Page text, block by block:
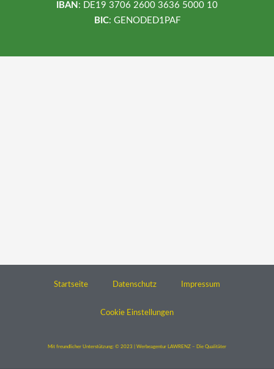
IBAN : DE19 3706 2600 3636 5000 10
BIC: GENODED1PAF
Startseite Datenschutz Impressum
Cookie Einstellungen
Mit freundlicher Unterstützung: © 2023 | Werbeagentur LAWRENZ – Die Qualitäter